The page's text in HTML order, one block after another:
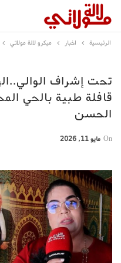
الرئيسية اخبار ميكرو لالة مولاتي
تحت إشراف
قافلة طبية بالحي
الحسن
On مايو 11, 2026